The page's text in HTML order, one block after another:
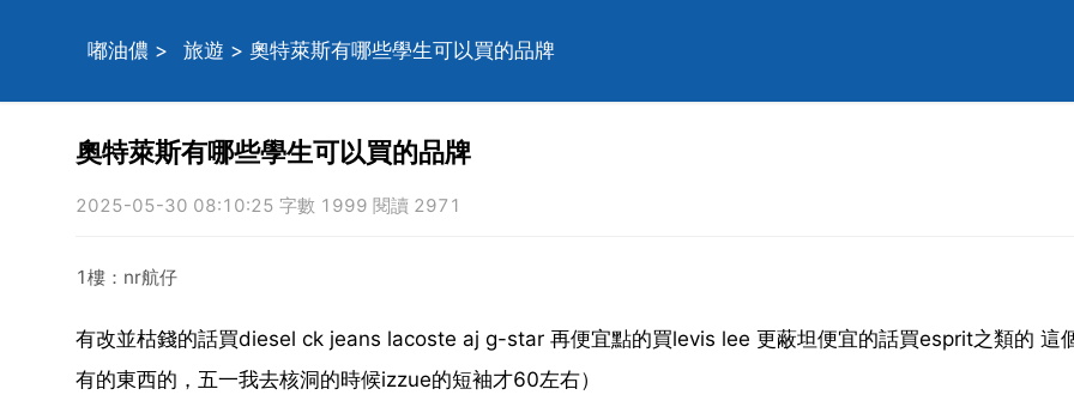
嘟油儂 > 旅遊 > 奧特萊斯有哪些學生可以買的品牌
奧特萊斯有哪些學生可以買的品牌
2025-05-30 08:10:25 字數 1999 閱讀 2971
1樓：nr航仔
有改並枯錢的話買diesel ck jeans lacoste aj g-star 再便宜點的買levis lee 更蔽坦便宜的話買esprit之類的 這
有的東西的，五一我去核洞的時候izzue的短袖才60左右）